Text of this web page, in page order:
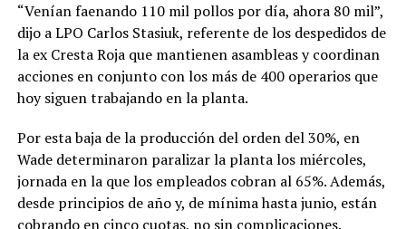
“Venían faenando 110 mil pollos por día, ahora 80 mil”,
dijo a LPO Carlos Stasiuk, referente de los despedidos de
la ex Cresta Roja que mantienen asambleas y coordinan
acciones en conjunto con los más de 400 operarios que
hoy siguen trabajando en la planta.
Por esta baja de la producción del orden del 30%, en
Wade determinaron paralizar la planta los miércoles,
jornada en la que los empleados cobran al 65%. Además,
desde principios de año y, de mínima hasta junio, están
cobrando en cinco cuotas, no sin complicaciones.